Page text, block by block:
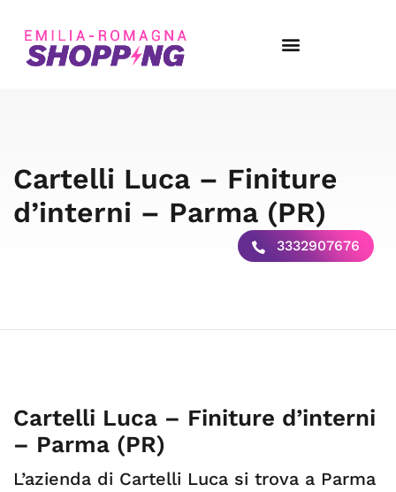
Cartelli Luca – Finiture
d’interni – Parma (PR)
3332907676
Cartelli Luca – Finiture d’interni
– Parma (PR)
L’azienda di Cartelli Luca si trova a Parma